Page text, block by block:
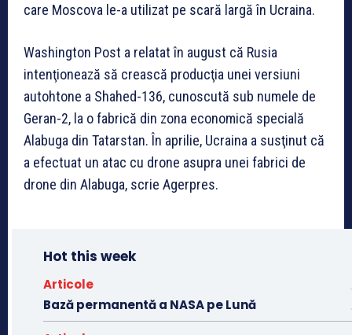
care Moscova le-a utilizat pe scară largă în Ucraina.
Washington Post a relatat în august că Rusia
intenţionează să crească producţia unei versiuni
autohtone a Shahed-136, cunoscută sub numele de
Geran-2, la o fabrică din zona economică specială
Alabuga din Tatarstan. În aprilie, Ucraina a susţinut că
a efectuat un atac cu drone asupra unei fabrici de
drone din Alabuga, scrie Agerpres.
Hot this week
Articole
Bază permanentă a NASA pe Lună